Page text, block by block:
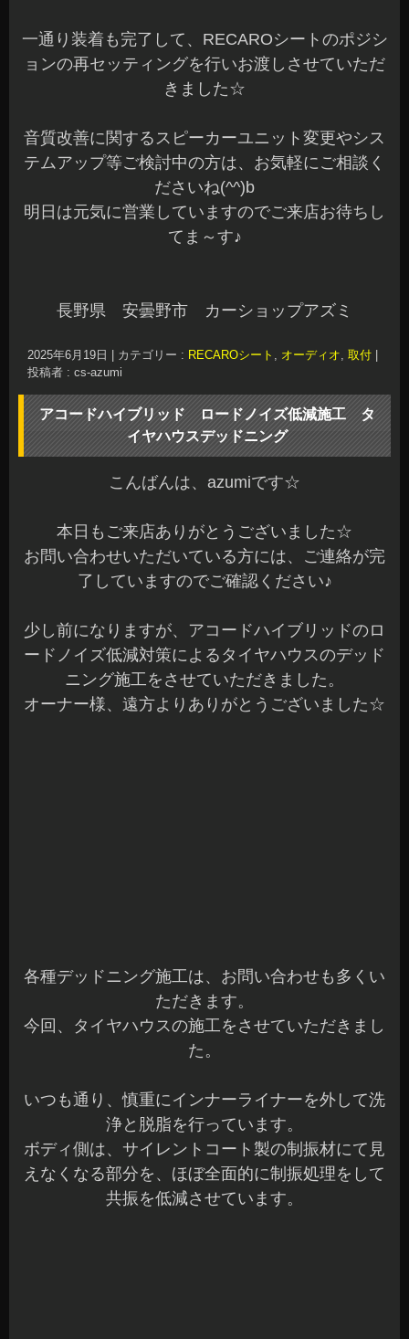
一通り装着も完了して、RECAROシートのポジシ
ョンの再セッティングを行いお渡しさせていただ
きました☆
音質改善に関するスピーカーユニット変更やシス
テムアップ等ご検討中の方は、お気軽にご相談く
ださいね(^^)b
明日は元気に営業していますのでご来店お待ちし
てま～す♪
長野県 安曇野市 カーショップアズミ
2025年6月19日 カテゴリー : RECAROシート , オーディオ, 取付
投稿者 : cs-azumi
アコードハイブリッド ロードノイズ低減施工 タ
イヤハウスデッドニング
こんばんは、azumiです☆
本日もご来店ありがとうございました☆
お問い合わせいただいている方には、ご連絡が完
了していますのでご確認ください♪
少し前になりますが、アコードハイブリッドのロ
ードノイズ低減対策によるタイヤハウスのデッド
ニング施工をさせていただきました。
オーナー様、遠方よりありがとうございました☆
各種デッドニング施工は、お問い合わせも多くい
ただきます。
今回、タイヤハウスの施工をさせていただきまし
た。
いつも通り、慎重にインナーライナーを外して洗
浄と脱脂を行っています。
ボディ側は、サイレントコート製の制振材にて見
えなくなる部分を、ほぼ全面的に制振処理をして
共振を低減させています。